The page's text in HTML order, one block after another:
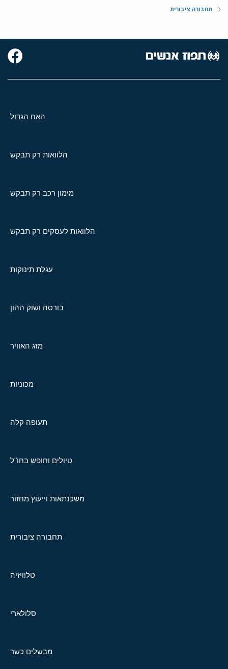
תחבורה ציבורית
האח הגדול
הלוואות רק תבקש
מימון רכב רק תבקש
הלוואות לעסקים רק תבקש
עגלת תינוקות
בורסה ושוק ההון
מזג האוויר
מכוניות
תעופה קלה
טיולים וחופש בחו"ל
משכנתאות וייעוץ מחזור
תחבורה ציבורית
טלוויזיה
סלולארי
מבשלים כשר